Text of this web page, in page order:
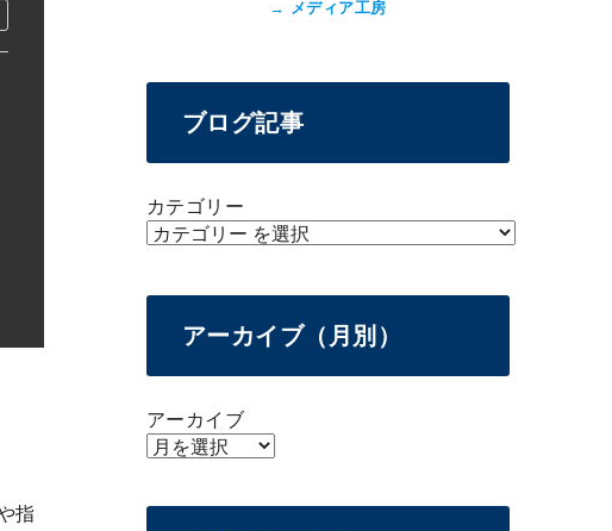
指
→ メディア工房
ブログ記事
カテゴリー
アーカイブ（月別）
アーカイブ